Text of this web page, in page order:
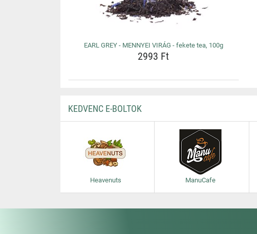
EARL GREY - MENNYEI VIRÁG - fekete tea, 100g
2993 Ft
KEDVENC E-BOLTOK
Heavenuts ManuCafe